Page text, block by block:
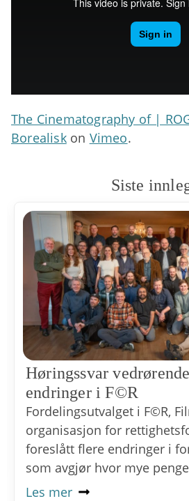
The Cinematography of |
Borealiskon Vimeo.
Siste
Høringssvar
endringer i F©R
Fordelingsutvalget i F©R,
organisasjon for
foreslått flere endringer i
som avgjør hvor mye
Les mer